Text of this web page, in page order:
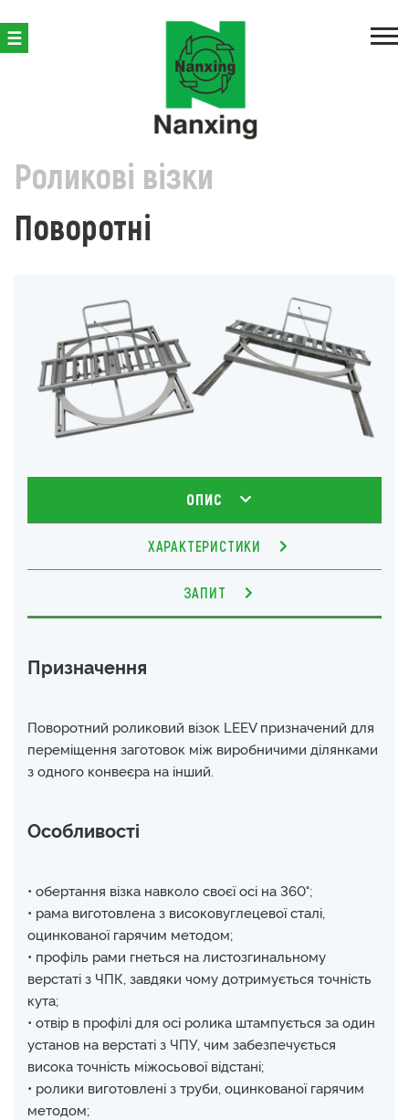
ВИРОБНИЦТВО КОРПУСНИХ МЕБЛІВ
Роликові візки
Поворотні
ОПИС
ХАРАКТЕРИСТИКИ
ЗАПИТ
Призначення
Поворотний роликовий візок LEEV призначений для
переміщення заготовок між виробничими ділянками
з одного конвеєра на інший.
Особливості
• обертання візка навколо своєї осі на 360°;
• рама виготовлена з високовуглецевої сталі,
оцинкованої гарячим методом;
• профіль рами гнеться на листозгинальному
верстаті з ЧПК, завдяки чому дотримується точність
кута;
• отвір в профілі для осі ролика штампується за один
установ на верстаті з ЧПУ, чим забезпечується
висока точність міжосьової відстані;
• ролики виготовлені з труби, оцинкованої гарячим
методом;